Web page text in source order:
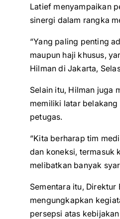
Latief menyampaikan
sinergi dalam rangka
“Yang paling penting
maupun haji khusus,
Hilman di Jakarta,
Selain itu, Hilman juga
memiliki latar
petugas.
“Kita berharap tim
dan koneksi, termasuk
melibatkan banyak
Sementara itu, Direktur
mengungkapkan
persepsi atas